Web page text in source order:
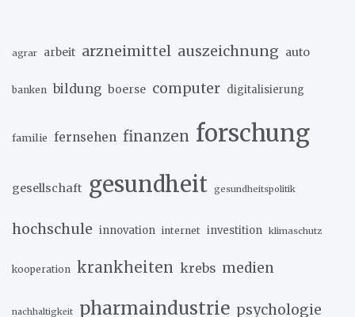
agrar arbeit arzneimittel auszeichnung auto
banken bildung boerse computer digitalisierung
familie fernsehen finanzen forschung
gesellschaft gesundheit gesundheitspolitik
hochschule innovation internet investition klimaschutz
kooperation krankheiten krebs medien
nachhaltigkeit pharmaindustrie psychologie